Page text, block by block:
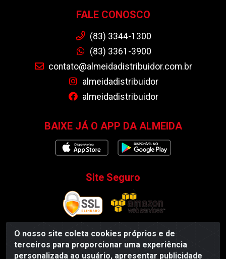
O nosso site coleta cookies próprios e de
terceiros para proporcionar uma experiência
personalizada ao usuário, apresentar publicidade
FALE CONOSCO
(83) 3344-1300
(83) 3361-3900
contato@almeidadistribuidor.com.br
almeidadistribuidor
almeidadistribuidor
BAIXE JÁ O APP DA ALMEIDA
Site Seguro
Almeida Distribuidor - Rodovia BR 104, S/N, Centro -